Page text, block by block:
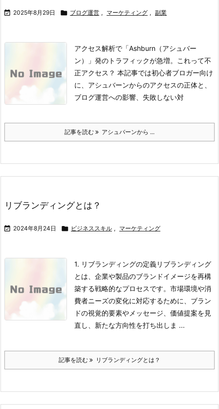
 2025年8月29日  ブログ運営 , マーケティング , 副業
アクセス解析で「Ashburn（アシュバー
ン）」発のトラフィックが急増。これって不
正アクセス？ 本記事では初心者ブロガー向け
に、アシュバーンからのアクセスの正体と、
ブログ運営への影響、失敗しない対
記事を読む アシュバーンから ...
リブランディングとは？
 2024年8月24日  ビジネススキル , マーケティング
1. リブランディングの定義リブランディング
とは、企業や製品のブランドイメージを再構
築する戦略的なプロセスです。市場環境や消
費者ニーズの変化に対応するために、ブラン
ドの視覚的要素やメッセージ、価値提案を見
直し、新たな方向性を打ち出しま ...
記事を読む リブランディングとは？